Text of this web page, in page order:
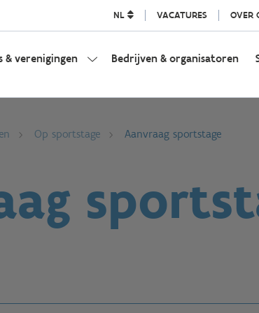
NL VACATURES OVER
& verenigingen Bedrijven & organisatoren
Op sportstage Aanvraag sportstage